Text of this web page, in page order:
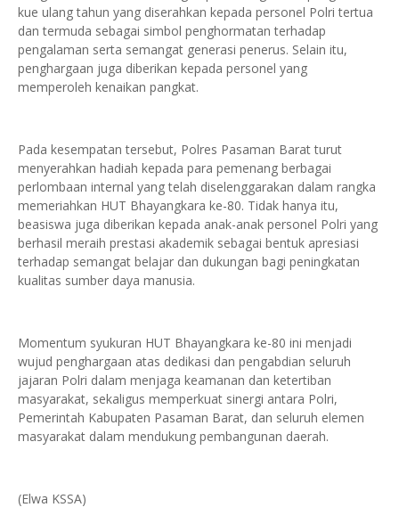
kue ulang tahun yang diserahkan kepada personel Polri tertua
dan termuda sebagai simbol penghormatan terhadap
pengalaman serta semangat generasi penerus. Selain itu,
penghargaan juga diberikan kepada personel yang
memperoleh kenaikan pangkat.
Pada kesempatan tersebut, Polres Pasaman Barat turut
menyerahkan hadiah kepada para pemenang berbagai
perlombaan internal yang telah diselenggarakan dalam rangka
memeriahkan HUT Bhayangkara ke-80. Tidak hanya itu,
beasiswa juga diberikan kepada anak-anak personel Polri yang
berhasil meraih prestasi akademik sebagai bentuk apresiasi
terhadap semangat belajar dan dukungan bagi peningkatan
kualitas sumber daya manusia.
Momentum syukuran HUT Bhayangkara ke-80 ini menjadi
wujud penghargaan atas dedikasi dan pengabdian seluruh
jajaran Polri dalam menjaga keamanan dan ketertiban
masyarakat, sekaligus memperkuat sinergi antara Polri,
Pemerintah Kabupaten Pasaman Barat, dan seluruh elemen
masyarakat dalam mendukung pembangunan daerah.
(Elwa KSSA)